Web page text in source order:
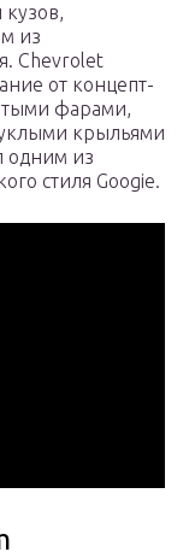
из
Chevrolet
от концепт-
фарами,
крыльями
одним из
стиля Googie.